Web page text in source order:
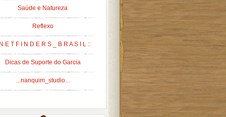
Saúde e Natureza
Reflexo
E T F I N D E R S _ B R A S I L ::
Dicas de Suporte do Garcia
...nanquim_studio...